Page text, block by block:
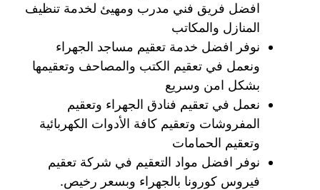
افضل فريق فني مدرب ومهيئ لخدمة تنظيف
المنازل والمكاتب
نوفر افضل خدمة تعقيم مساجد الجهراء
ونعمل في تعقيم الكتب والمصاحف وتعقيمها
بشكل امن وسريع
نعمل في تعقيم فنادق الجهراء وتعقيم
المفروشات وتعقيم كافة الأدوات الكهربائية
وتعقيم الحمامات
نوفر افضل مواد التعقيم في شركة تعقيم
فيروس كورونا بالجهراء وبسعر رخيص.